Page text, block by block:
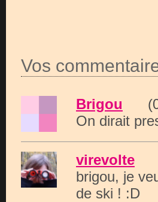
Vos
Brigou
On dirait
virevolte
brigou, je
de ski ! :D